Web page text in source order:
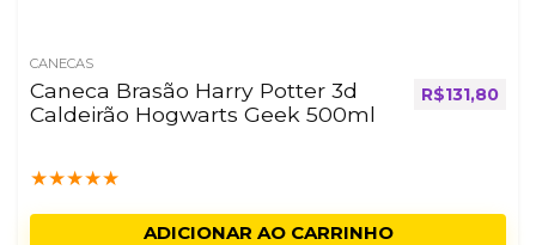
CANECAS
Caneca Brasão Harry Potter 3d
Caldeirão Hogwarts Geek 500ml
★★★★★
R$131,80
ADICIONAR AO CARRINHO